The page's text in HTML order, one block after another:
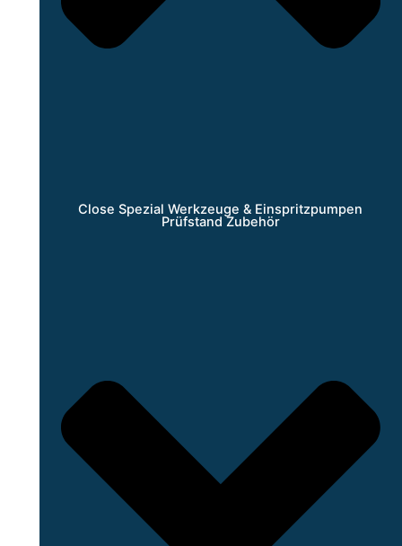
Close Spezial Werkzeuge & Einspritzpumpen
Prüfstand Zubehör